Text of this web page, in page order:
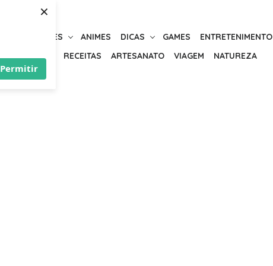
Permitir
×
CURIOSIDADES ANIMES DICAS GAMES
ENTRETENIMENTO
BELEZA
RECEITAS ARTESANATO VIAGEM NATUREZA